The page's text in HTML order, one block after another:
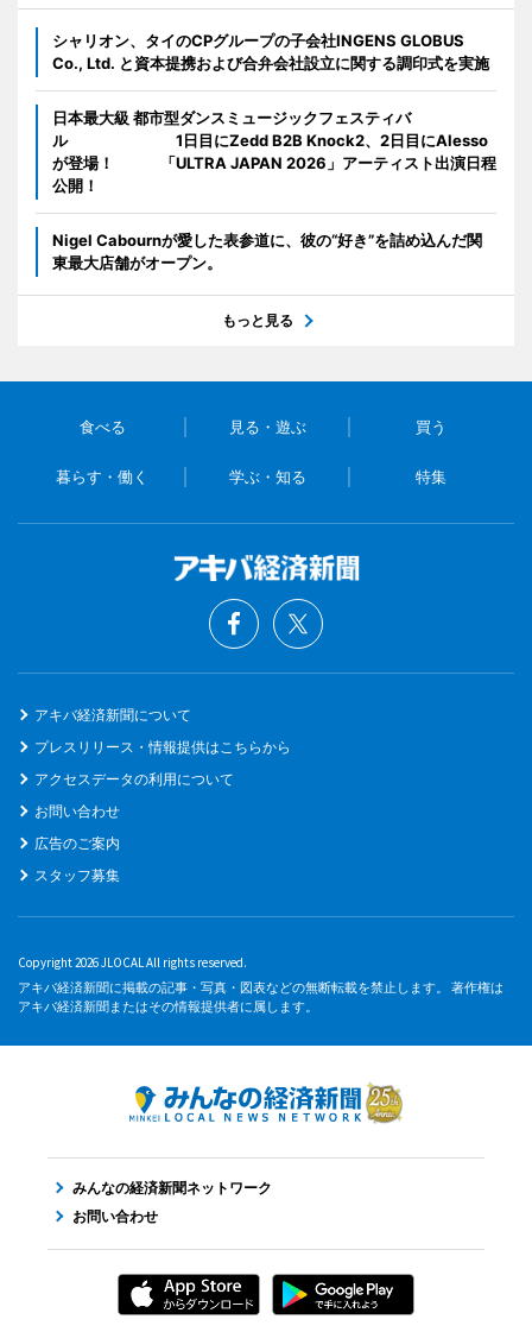
シャリオン、タイのCPグループの子会社INGENS GLOBUS
Co., Ltd. と資本提携および合弁会社設立に関する調印式を実施
日本最大級 都市型ダンスミュージックフェスティバ
ル 1日目にZedd B2B Knock2、2日目にAlesso
が登場！ 「ULTRA JAPAN 2026」アーティスト出演日程
公開！
Nigel Cabournが愛した表参道に、彼の“好き”を詰め込んだ関
東最大店舗がオープン。
もっと見る
食べる 見る・遊ぶ 買う
暮らす・働く 学ぶ・知る 特集
アキバ経済新聞について
プレスリリース・情報提供はこちらから
アクセスデータの利用について
お問い合わせ
広告のご案内
スタッフ募集
Copyright 2026 JLOCAL All rights reserved.
アキバ経済新聞に掲載の記事・写真・図表などの無断転載を禁止します。 著作権は
アキバ経済新聞またはその情報提供者に属します。
みんなの経済新聞ネットワーク
お問い合わせ